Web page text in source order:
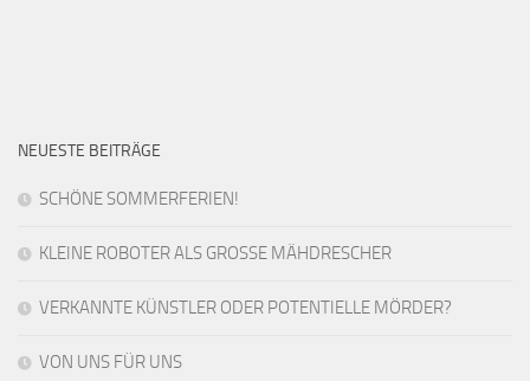
NEUESTE BEITRÄGE
SCHÖNE SOMMERFERIEN!
KLEINE ROBOTER ALS GROSSE MÄHDRESCHER
VERKANNTE KÜNSTLER ODER POTENTIELLE MÖRDER?
VON UNS FÜR UNS